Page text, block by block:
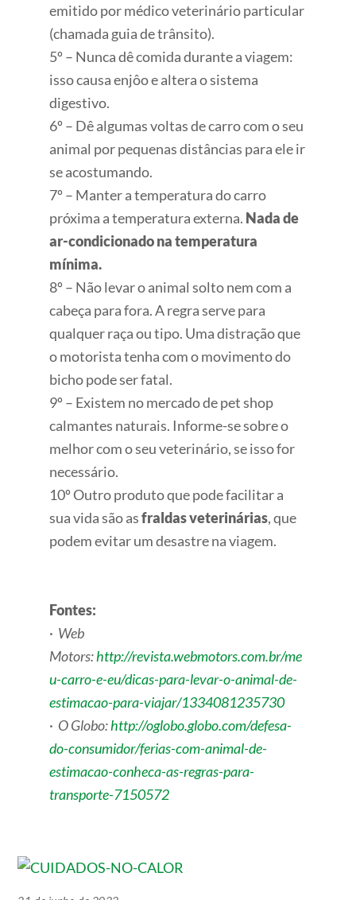
emitido por médico veterinário particular
(chamada guia de trânsito).
5º – Nunca dê comida durante a viagem:
isso causa enjôo e altera o sistema
digestivo.
6º – Dê algumas voltas de carro com o seu
animal por pequenas distâncias para ele ir
se acostumando.
7º – Manter a temperatura do carro
próxima a temperatura externa. Nada de
ar-condicionado na temperatura
mínima.
8º – Não levar o animal solto nem com a
cabeça para fora. A regra serve para
qualquer raça ou tipo. Uma distração que
o motorista tenha com o movimento do
bicho pode ser fatal.
9º – Existem no mercado de pet shop
calmantes naturais. Informe-se sobre o
melhor com o seu veterinário, se isso for
necessário.
10º Outro produto que pode facilitar a
sua vida são asfraldas veterinárias, que
podem evitar um desastre na viagem.
Fontes:
· Web
Motors:http://revista.webmotors.com.br/me
u-carro-e-eu/dicas-para-levar-o-animal-de-
estimacao-para-viajar/1334081235730
· O Globo:http://oglobo.globo.com/defesa-
do-consumidor/ferias-com-animal-de-
estimacao-conheca-as-regras-para-
transporte-7150572